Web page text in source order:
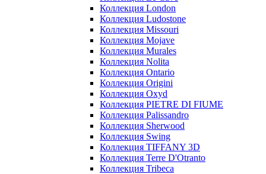
Коллекция London
Коллекция Ludostone
Коллекция Missouri
Коллекция Mojave
Коллекция Murales
Коллекция Nolita
Коллекция Ontario
Коллекция Origini
Коллекция Oxyd
Коллекция PIETRE DI FIUME
Коллекция Palissandro
Коллекция Sherwood
Коллекция Swing
Коллекция TIFFANY 3D
Коллекция Terre D'Otranto
Коллекция Tribeca